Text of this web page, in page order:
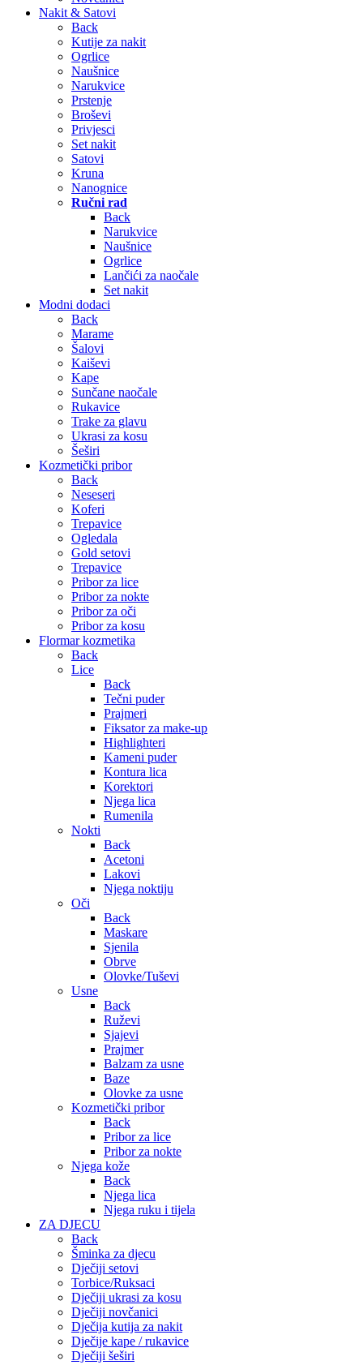
Nakit & Satovi
Back
Kutije za nakit
Ogrlice
Naušnice
Narukvice
Prstenje
Broševi
Privjesci
Set nakit
Satovi
Kruna
Nanognice
Ručni rad
Back
Narukvice
Naušnice
Ogrlice
Lančići za naočale
Set nakit
Modni dodaci
Back
Marame
Šalovi
Kaiševi
Kape
Sunčane naočale
Rukavice
Trake za glavu
Ukrasi za kosu
Šeširi
Kozmetički pribor
Back
Neseseri
Koferi
Trepavice
Ogledala
Gold setovi
Trepavice
Pribor za lice
Pribor za nokte
Pribor za oči
Pribor za kosu
Flormar kozmetika
Back
Lice
Back
Tečni puder
Prajmeri
Fiksator za make-up
Highlighteri
Kameni puder
Kontura lica
Korektori
Njega lica
Rumenila
Nokti
Back
Acetoni
Lakovi
Njega noktiju
Oči
Back
Maskare
Sjenila
Obrve
Olovke/Tuševi
Usne
Back
Ruževi
Sjajevi
Prajmer
Balzam za usne
Baze
Olovke za usne
Kozmetički pribor
Back
Pribor za lice
Pribor za nokte
Njega kože
Back
Njega lica
Njega ruku i tijela
ZA DJECU
Back
Šminka za djecu
Dječiji setovi
Torbice/Ruksaci
Dječiji ukrasi za kosu
Dječiji novčanici
Dječija kutija za nakit
Dječije kape / rukavice
Dječiji šeširi